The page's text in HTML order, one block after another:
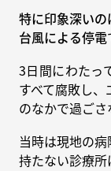
特に印象深い
台風による停電
3日間にわたっ
すべて腐敗し
のなかで過ごさ
当時は現地の
持たない診療所